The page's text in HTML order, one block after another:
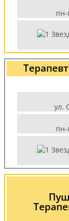
пн-
ул.
пн-